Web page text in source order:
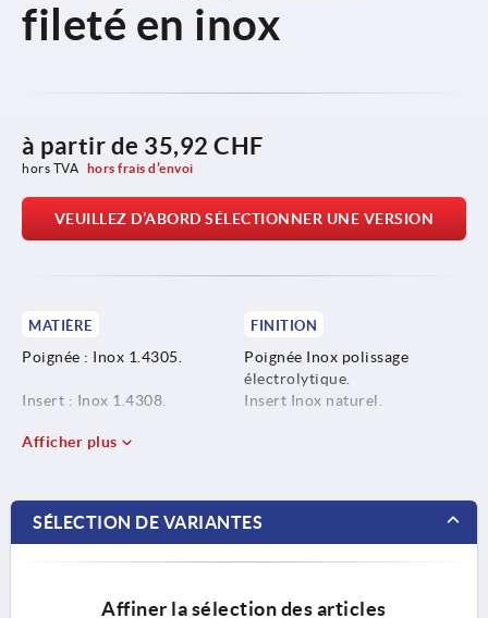
fileté en inox
à partir de 35,92 CHF
hors TVA hors frais d’envoi
VEUILLEZ D’ABORD SÉLECTIONNER UNE VERSION
MATIÈRE
Poignée : Inox 1.4305.
Insert : Inox 1.4308.
FINITION
Poignée Inox polissage
électrolytique.
Insert Inox naturel.
Afficher plus
SÉLECTION DE VARIANTES
Affiner la sélection des articles